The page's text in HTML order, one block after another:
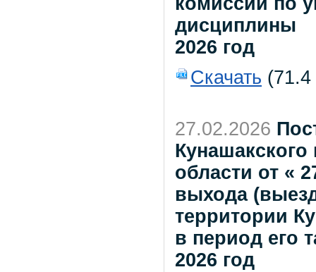
дисциплины
2026 год
Скачать
27.02.2026
области от «
выхода
территории
в период его
2026 год